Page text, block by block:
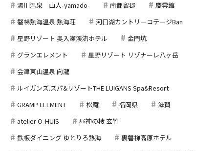
湯川温泉 山人-yamado-
南都留郡
慶雲館
磐梯熱海温泉 熱海荘
河口湖カントリーコテージBan
星野リゾート 奥入瀬渓流ホテル
金門坑
グランエレメント
星野リゾート リゾナーレ八ヶ岳
会津東山温泉 向瀧
ルイガンズ.スパ&リゾートTHE LUIGANS Spa&Resort
GRAMP ELEMENT
松庵 福岡県
滋賀
atelier O-HUIS
昼神の棲 玄竹
鉄板ダイニング ゆとりろ熱海
裏磐梯高原ホテル